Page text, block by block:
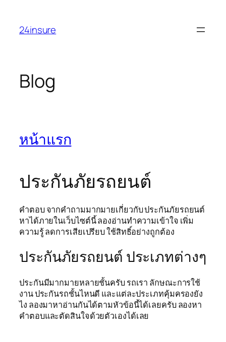
content
24insure
Blog
หน้าแรก
ประกันภัยรถยนต์
คำตอบ จากคำถามมากมายเกี่ยวกับ ประกันภัยรถยนต์
หาได้ภายในเว็บไซต์นี้ ลองอ่านทำความเข้าใจ เพิ่ม
ความรู้ ลดการเสียเปรียบ ใช้สิทธิ์อย่างถูกต้อง
ประกันภัยรถยนต์ ประเภทต่างๆ
ประกันมีมากมายหลายชั้นครับ รถเรา ลักษณะการใช้
งาน ประกันรถชั้นไหนดี และแต่ละประเภทคุ้มครองยัง
ไง ลองมาหาอ่านกันได้ตามหัวข้อนี้ได้เลยครับ ลองหา
คำตอบและตัดสินใจด้วยตัวเองได้เลย